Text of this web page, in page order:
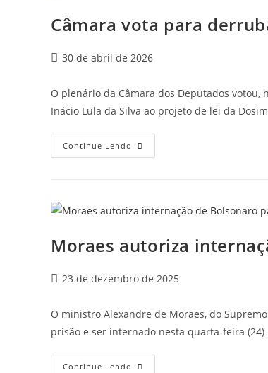
Câmara vota para
30 de abril de 2026
O plenário da Câmara dos Deputados
Inácio Lula da Silva ao projeto de lei da
Continue Lendo
Moraes autoriza
23 de dezembro de 2025
O ministro Alexandre de Moraes, do
prisão e ser internado nesta quarta-feira
Continue Lendo